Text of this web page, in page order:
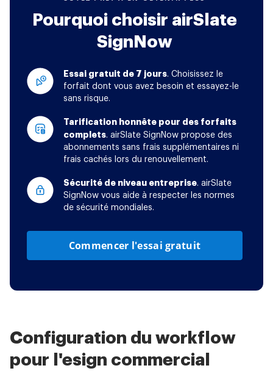
Pourquoi choisir airSlate
SignNow
Essai gratuit de 7 jours. Choisissez le
forfait dont vous avez besoin et essayez-le
sans risque.
Tarification honnête pour des forfaits
complets. airSlate SignNow propose des
abonnements sans frais supplémentaires ni
frais cachés lors du renouvellement.
Sécurité de niveau entreprise. airSlate
SignNow vous aide à respecter les normes
de sécurité mondiales.
Commencer l'essai gratuit
Configuration du workflow
pour l'esign commercial